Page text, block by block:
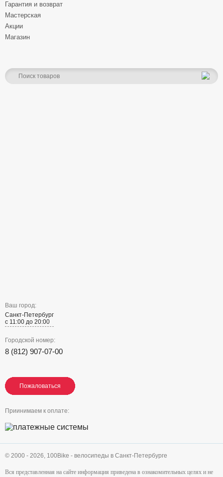
Гарантия и возврат
Мастерская
Акции
Магазин
Ваш город:
Санкт-Петербург
с 11:00 до 20:00
Городской номер:
8 (812) 907-07-00
Пожаловаться
Пожаловаться
Пожаловаться
Приинимаем к оплате:
© 2000 - 2026, 100Bike - велосипеды в Санкт-Петербурге
Вся представленная на сайте информация приведена в ознакомительных целях и не